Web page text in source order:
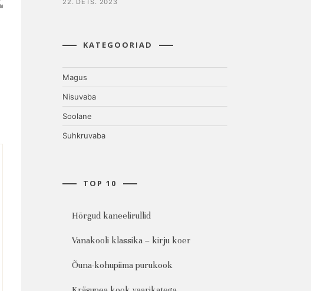
22. DETS. 2023
KATEGOORIAD
Magus
Nisuvaba
Soolane
Suhkruvaba
TOP 10
Hõrgud kaneelirullid
Vanakooli klassika – kirju koer
Õuna-kohupiima purukook